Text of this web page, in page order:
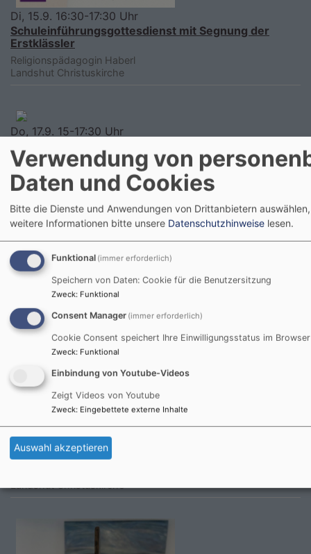
Di, 15.9. 16:30-17:30 Uhr
Schuleinführungsgottesdienst mit Segnung der
Erstklässler
Religionspädagogin Haberl
Landshut Christuskirche
Do, 17.9. 15-17:30 Uhr
anschließendem Beisammensein
Kirchenrat Spilker
Landshut Christuskirche
Fr, 18.9. 17-18 Uhr
Landshut Christuskirche
Verwendung von
Daten und Cookies
Bitte die Dienste und Anwendungen von Drittanbietern
weitere Informationen bitte unsere Datenschutzhinweise lesen.
Funktional (immer erforderlich)
Speichern von Daten: Cookie für die Benutzersitzung
Zweck: Funktional
Consent Manager (immer erforderlich)
Cookie Consent speichert Ihre Einwilligungsstatus im Browser
Zweck: Funktional
Einbindung von Youtube-Videos
Zeigt Videos von Youtube
Zweck: Eingebettete externe Inhalte
Auswahl akzeptieren